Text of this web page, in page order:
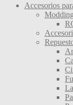
Accesorios
Modding